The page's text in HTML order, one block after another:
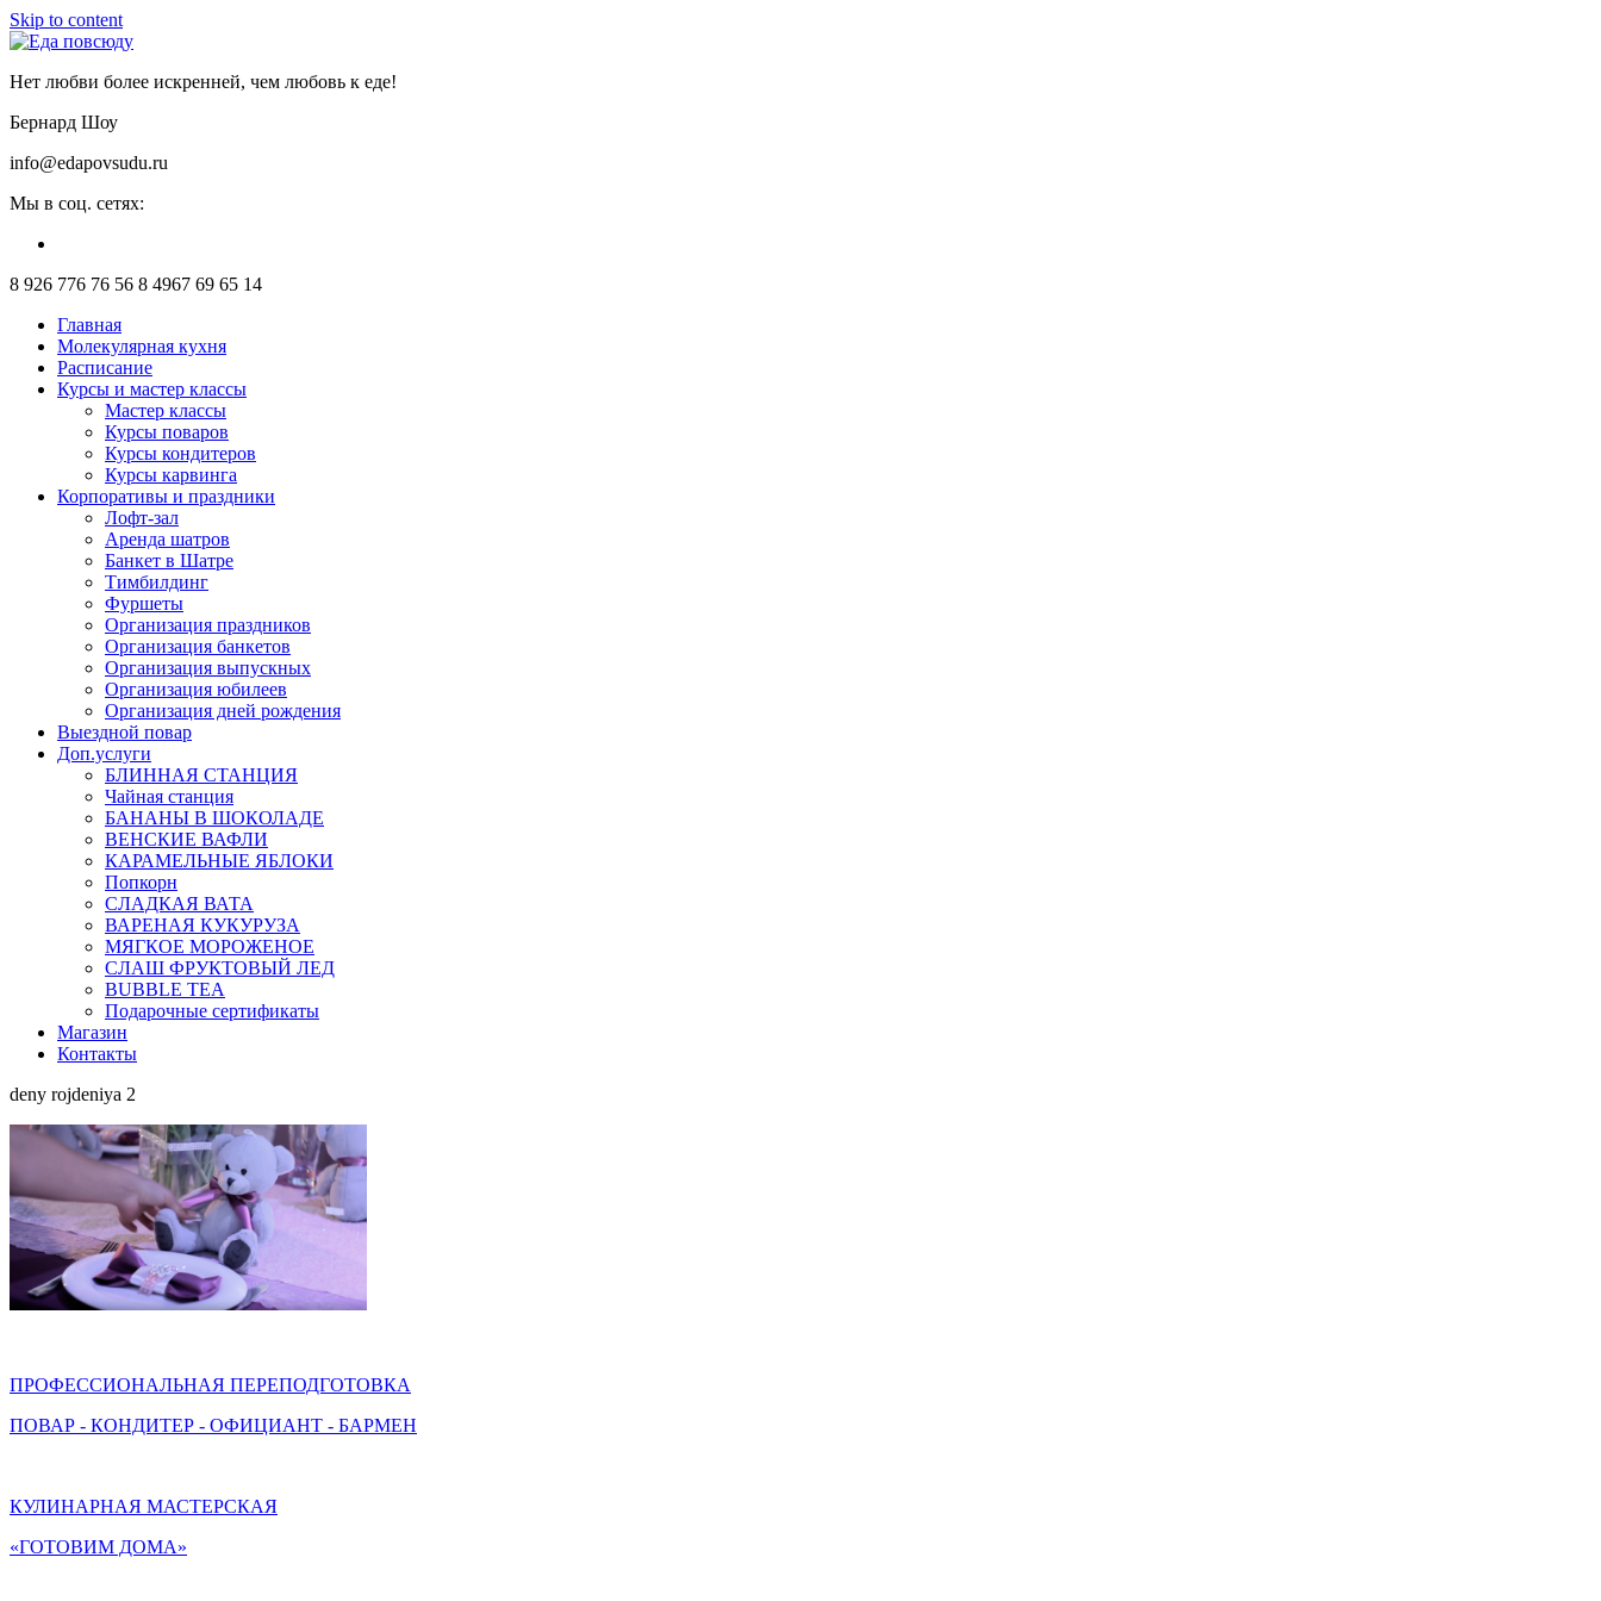
Skip to content
Нет любви более искренней, чем любовь к еде!
Бернард Шоу
info@edapovsudu.ru
Мы в соц. сетях:
8 926 776 76 56 8 4967 69 65 14
Главная
Молекулярная кухня
Расписание
Курсы и мастер классы
Мастер классы
Курсы поваров
Курсы кондитеров
Курсы карвинга
Корпоративы и праздники
Лофт-зал
Аренда шатров
Банкет в Шатре
Тимбилдинг
Фуршеты
Организация праздников
Организация банкетов
Организация выпускных
Организация юбилеев
Организация дней рождения
Выездной повар
Доп.услуги
БЛИННАЯ СТАНЦИЯ
Чайная станция
БАНАНЫ В ШОКОЛАДЕ
ВЕНСКИЕ ВАФЛИ
КАРАМЕЛЬНЫЕ ЯБЛОКИ
Попкорн
СЛАДКАЯ ВАТА
ВАРЕНАЯ КУКУРУЗА
МЯГКОЕ МОРОЖЕНОЕ
СЛАШ ФРУКТОВЫЙ ЛЕД
BUBBLE TEA
Подарочные сертификаты
Магазин
Контакты
deny rojdeniya 2
ПРОФЕССИОНАЛЬНАЯ ПЕРЕПОДГОТОВКА
ПОВАР - КОНДИТЕР - ОФИЦИАНТ - БАРМЕН
КУЛИНАРНАЯ МАСТЕРСКАЯ
«ГОТОВИМ ДОМА»